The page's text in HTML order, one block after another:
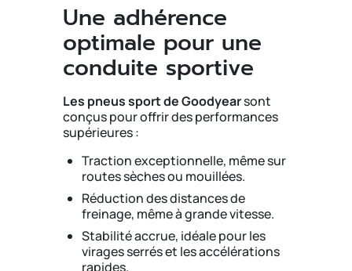
Une adhérence
optimale pour une
conduite sportive
Les pneus sport deGoodyearsont
conçus pour offrir des performances
supérieures :
Traction exceptionnelle, même sur
routes sèches ou mouillées.
Réduction des distances de
freinage, même à grande vitesse.
Stabilité accrue, idéale pour les
virages serrés et les accélérations
rapides.